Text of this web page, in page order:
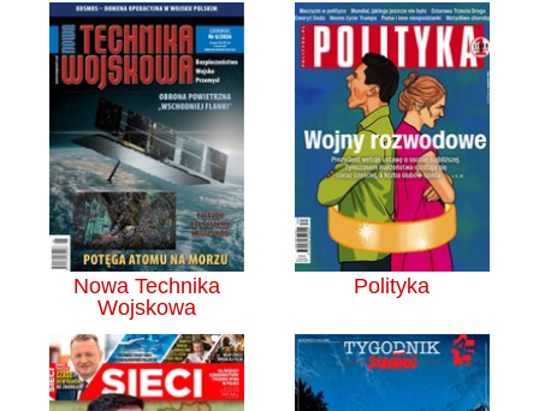
Nowa Technika
Wojskowa
Polityka